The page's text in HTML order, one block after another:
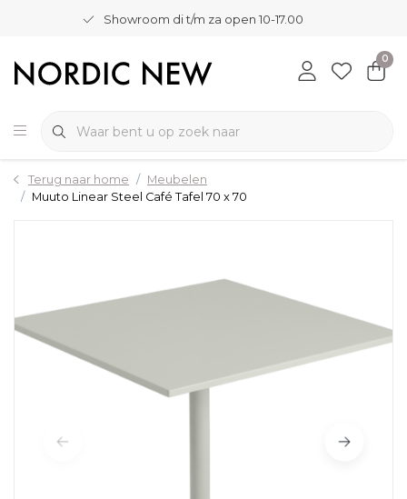
Showroom di t/m za open 10-17.00
0
Terug naar home
Meubelen
Muuto Linear Steel Café Tafel 70 x 70